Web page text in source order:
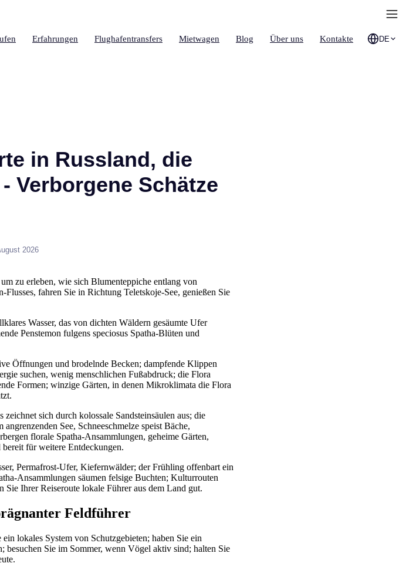
Erfahrungen Flughafentransfers Mietwagen Blog Über uns Kontakte DE
in Russland, die
Verborgene Schätze
2026
zu erleben, wie sich Blumenteppiche entlang von
fahren Sie in Richtung Teletskoje-See, genießen Sie
Wasser, das von dichten Wäldern gesäumte Ufer
Penstemon fulgens speciosus Spatha-Blüten und
Öffnungen und brodelnde Becken; dampfende Klippen
suchen, wenig menschlichen Fußabdruck; die Flora
Formen; winzige Gärten, in denen Mikroklimata die Flora
zeichnet sich durch kolossale Sandsteinsäulen aus; die
See, Schneeschmelze speist Bäche,
florale Spatha-Ansammlungen, geheime Gärten,
für weitere Entdeckungen.
Permafrost-Ufer, Kiefernwälder; der Frühling offenbart ein
Ansammlungen säumen felsige Buchten; Kulturrouten
Sie Ihrer Reiseroute lokale Führer aus dem Land gut.
Feldführer
lokales System von Schutzgebieten; haben Sie ein
Sie im Sommer, wenn Vögel aktiv sind; halten Sie